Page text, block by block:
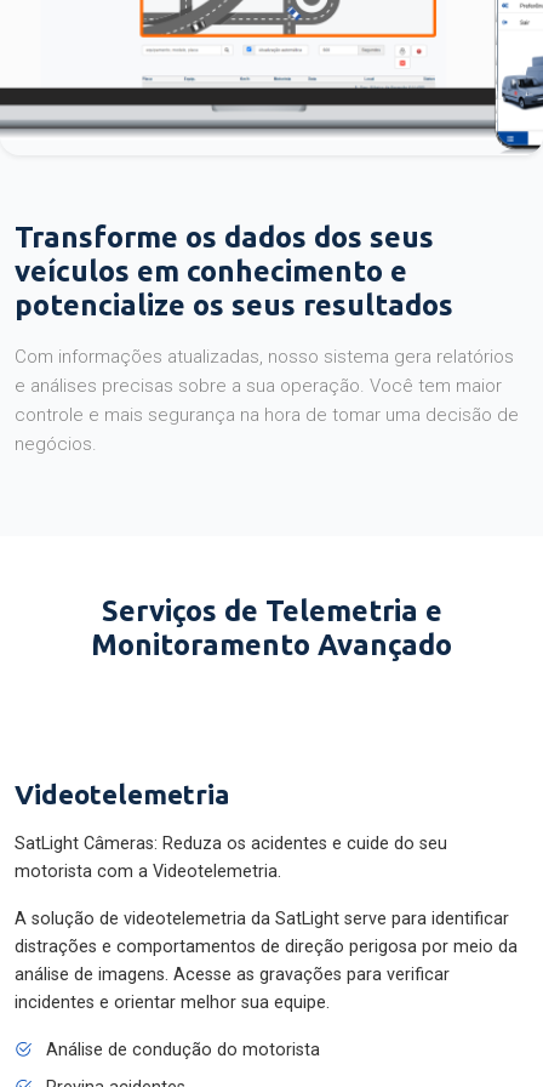
Transforme os dados dos seus
veículos em conhecimento e
potencialize os seus resultados
Com informações atualizadas, nosso sistema gera relatórios
e análises precisas sobre a sua operação. Você tem maior
controle e mais segurança na hora de tomar uma decisão de
negócios.
Serviços de Telemetria e
Monitoramento Avançado
Videotelemetria
SatLight Câmeras: Reduza os acidentes e cuide do seu
motorista com a Videotelemetria.
A solução de videotelemetria da SatLight serve para identificar
distrações e comportamentos de direção perigosa por meio da
análise de imagens. Acesse as gravações para verificar
incidentes e orientar melhor sua equipe.
Análise de condução do motorista